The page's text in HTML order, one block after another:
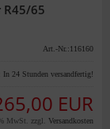
65
Art.-Nr.:116160
In 24 Stunden versandfertig!
EUR
MwSt. zzgl. Versandkosten